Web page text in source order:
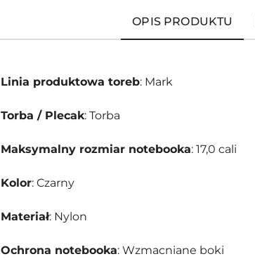
OPIS PRODUKTU
Linia produktowa toreb: Mark
Torba / Plecak: Torba
Maksymalny rozmiar notebooka: 17,0 cali
Kolor: Czarny
Materiał: Nylon
Ochrona notebooka: Wzmacniane boki